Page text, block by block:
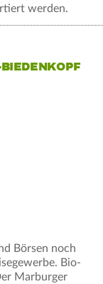
werden.
Börsen noch
Bio-
Marburger